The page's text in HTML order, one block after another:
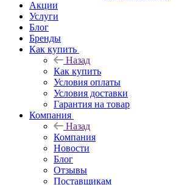
Акции
Услуги
Блог
Бренды
Как купить
Назад
Как купить
Условия оплаты
Условия доставки
Гарантия на товар
Компания
Назад
Компания
Новости
Блог
Отзывы
Поставщикам